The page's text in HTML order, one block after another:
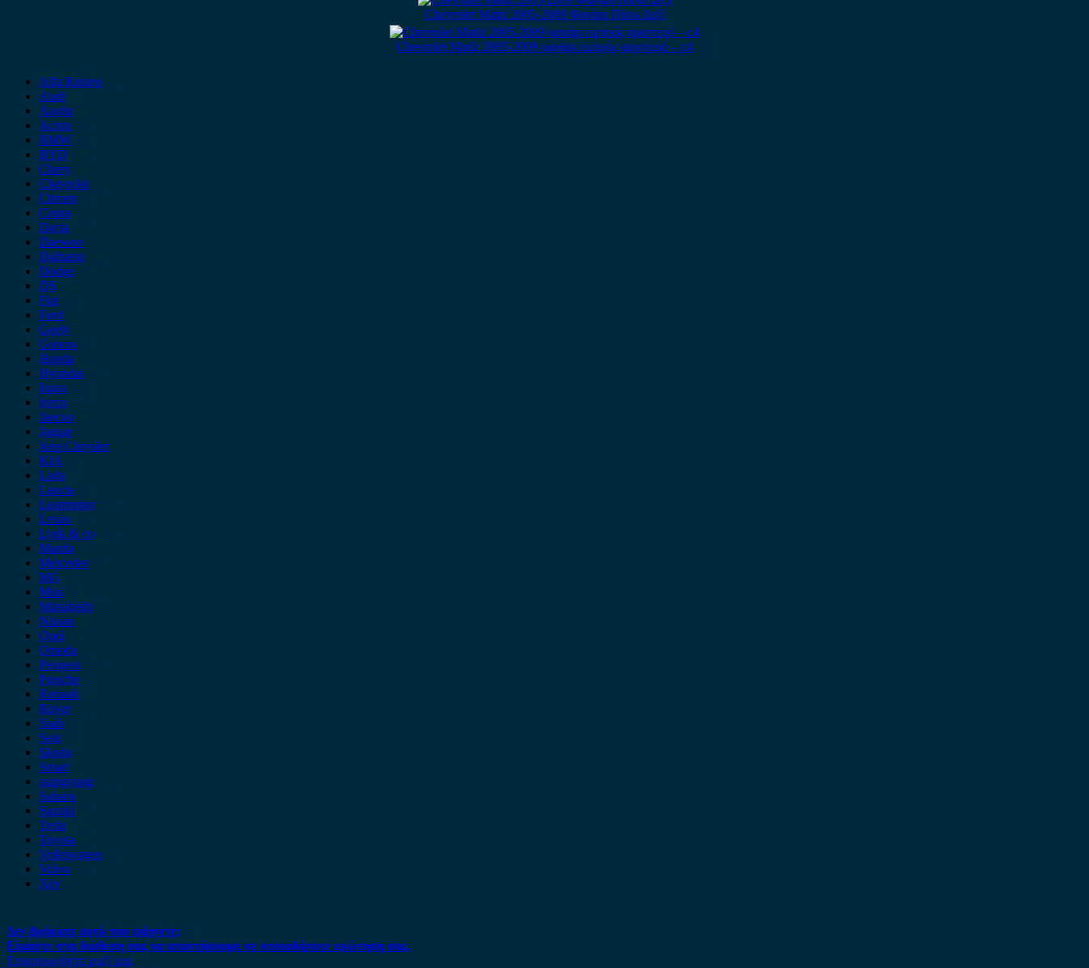
Chevrolet Matiz 2005-2009 Φανάρι Πίσω Δεξί
Chevrolet Matiz 2005-2009 φανάρι εμπρός αριστερό – c4
Alfa Romeo
Audi
Austin
Acura
BMW
BYD
Chery
Chevrolet
Citroen
Cupra
Dacia
Daewoo
Daihatsu
Dodge
DS
Fiat
Ford
Geely
Gonow
Honda
Hyundai
Isuzu
iveco
Jaecoo
Jaguar
Jeep Chrysler
KIA
Lada
Lancia
Leapmotor
Lexus
Lynk & co
Mazda
Mercedes
MG
Mini
Mitsubishi
Nissan
Opel
Omoda
Peugeot
Porsche
Renault
Rover
Saab
Seat
Skoda
Smart
ssangyong
Subaru
Suzuki
Tesla
Toyota
Volkswagen
Volvo
Xev
Δεν βρήκατε αυτό που ψάχνετε;
Είμαστε στη διάθεση σας να απαντήσουμε σε οποιαδήποτε ερώτηση σας.
Επικοινωνήστε μαζί μας